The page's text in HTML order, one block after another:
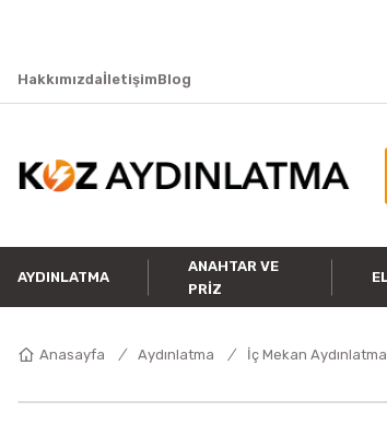
HakkımızdaİletişimBlog
AYDINLATMA
ANAHTAR VE
PRIZ
Anasayfa Aydınlatma İç Mekan